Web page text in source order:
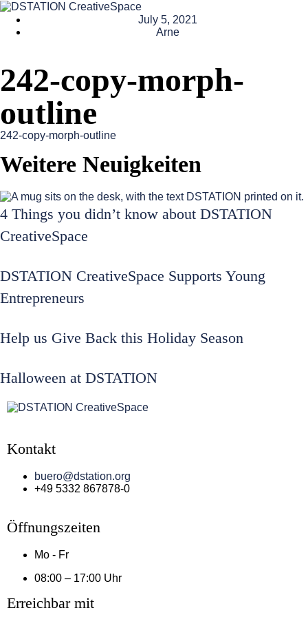
July 5, 2021
Arne
242-copy-morph-
outline
242-copy-morph-outline
Weitere Neuigkeiten
4 Things you didn’t know about DSTATION
CreativeSpace
DSTATION CreativeSpace Supports Young
Entrepreneurs
Help us Give Back this Holiday Season
Halloween at DSTATION
Kontakt
buero@dstation.org
+49 5332 867878-0
Öffnungszeiten
Mo - Fr
08:00 – 17:00 Uhr
Erreichbar mit